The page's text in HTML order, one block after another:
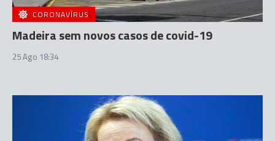
CORONAVÍRUS
Madeira sem novos casos de covid-19
25 Ago 18:34